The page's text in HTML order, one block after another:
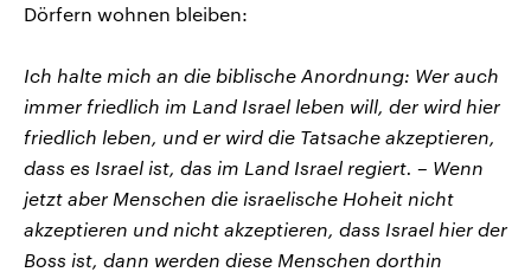
Dörfern wohnen bleiben:
Ich halte mich an die biblische Anordnung: Wer auch
immer friedlich im Land Israel leben will, der wird hier
friedlich leben, und er wird die Tatsache akzeptieren,
dass es Israel ist, das im Land Israel regiert. – Wenn
jetzt aber Menschen die israelische Hoheit nicht
akzeptieren und nicht akzeptieren, dass Israel hier der
Boss ist, dann werden diese Menschen dorthin